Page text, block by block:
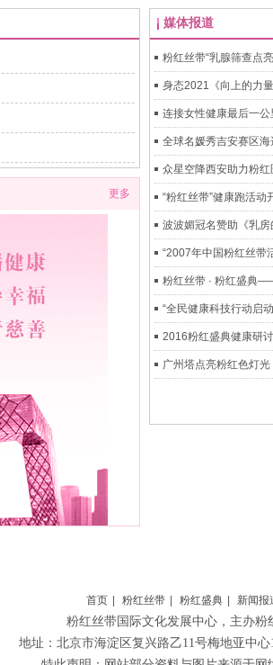
更多
媒体报道
粉红丝带“乳腺筛查点
身态2021《向上的力
连接女性健康最后一公
全球名媛秀吉安赛区
众星空降西安助力粉
“粉红丝带”健康跑活
波波媚冠名赞助《乳
“2007年中国粉红丝带
粉红丝带 · 粉红盛典
“全民健康科技行动启
2016粉红盛典健康研
广州塔点亮粉红色灯
首页 粉红丝带 粉红盛典 新闻报
粉红丝带国际文化发展中心 ，主办
地址：北京市海淀区复兴路乙11号梅地亚中